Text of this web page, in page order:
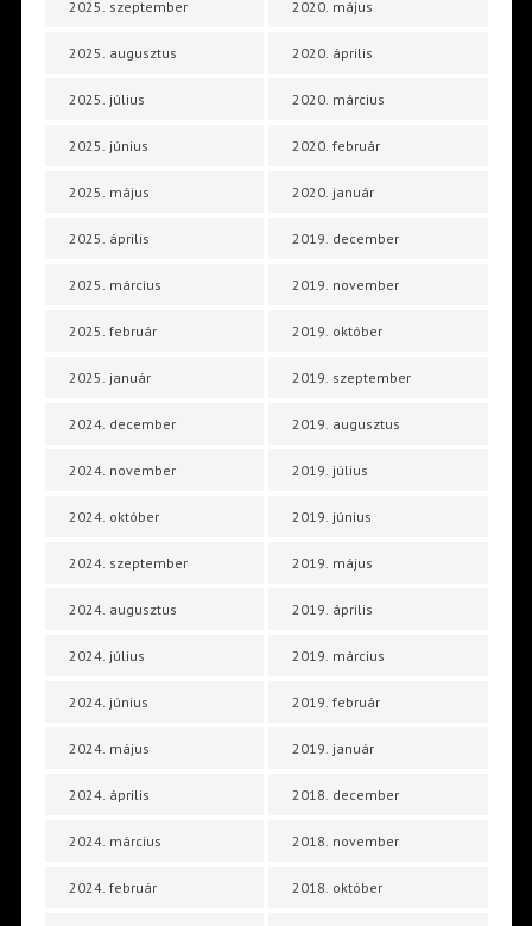
2025. szeptember
2025. augusztus
2025. július
2025. június
2025. május
2025. április
2025. március
2025. február
2025. január
2024. december
2024. november
2024. október
2024. szeptember
2024. augusztus
2024. július
2024. június
2024. május
2024. április
2024. március
2024. február
2020. május
2020. április
2020. március
2020. február
2020. január
2019. december
2019. november
2019. október
2019. szeptember
2019. augusztus
2019. július
2019. június
2019. május
2019. április
2019. március
2019. február
2019. január
2018. december
2018. november
2018. október